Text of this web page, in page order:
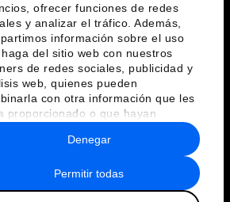
ofrecer funciones de redes
y analizar el tráfico. Además,
información sobre el uso
del sitio web con nuestros
de redes sociales, publicidad y
web, quienes pueden
con otra información que les
proporcionado o que hayan
a partir del uso que haya
de sus servicios.
Permitir todas
Denegar
idiomas
y normas de uso
Sitemap